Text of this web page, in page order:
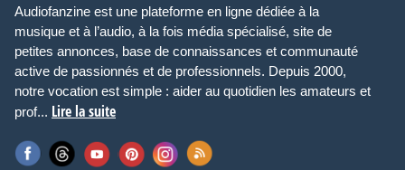
Audiofanzine est une plateforme en ligne dédiée à la
musique et à l’audio, à la fois média spécialisé, site de
petites annonces, base de connaissances et communauté
active de passionnés et de professionnels. Depuis 2000,
notre vocation est simple : aider au quotidien les amateurs et
prof... Lire la suite